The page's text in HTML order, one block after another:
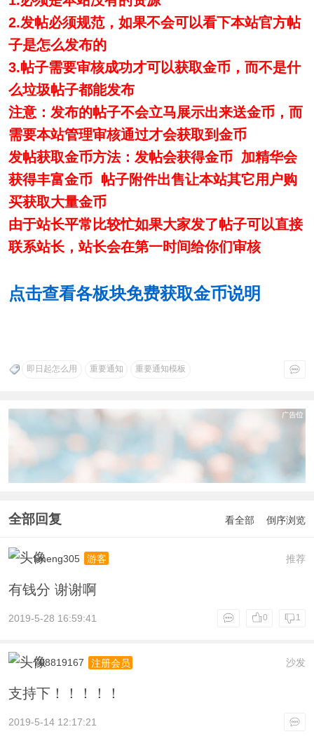
2.发帖必须规范，如果不会可以看下本站官方帖
子是怎么发布的
3.帖子需要审核成功才可以获取金币，而不是什
么垃圾帖子都能发布
注意：发布的帖子不会立马展示出来送金币，而
需要本站管理审核通过才会获取到金币
发帖获取金币方法：发帖会获得金币 加精华会
获得丰富金币 帖子附件出售让本站其它用户购
买获取大量金币
由于站长平常比较忙如果大家发了帖子可以直接
联系站长，站长会在第一时间给你们审核
点击查看各板块免费获取金币说明
即日起怎么用 重要通知 重要通知模板
全部回复 看全部 倒序浏览
推荐
limeng305 游客
有钱分 谢谢啊
2019-5-28 16:59:41 1
0
沙发
708819167 注册会员
支持下！！！！！
2019-5-14 12:17:21